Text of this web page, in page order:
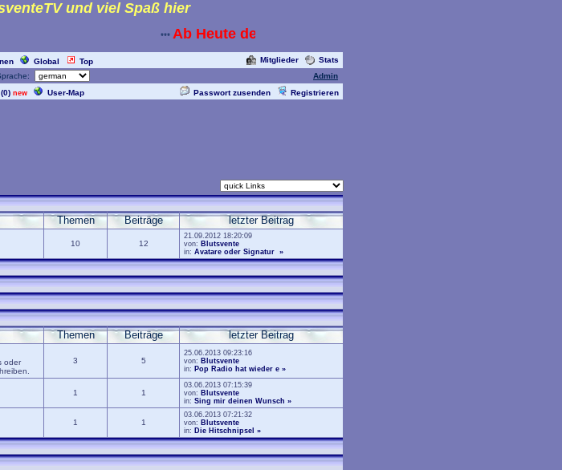
und viel Spaß hier
***Ab Heute den 14.05.2013 mit Livecam die alle paar
Global Top Mitglieder
Stats
Admin
0) new User-Map Passwort zusenden Registrieren
Themen Beiträge letzter Beitrag
10 12
21.09.2012 18:20:09
von: Blutsvente
in: Avatare oder Signatur »
Themen Beiträge letzter Beitrag
oder
3 5
25.06.2013 09:23:16
von: Blutsvente
in: Pop Radio hat wieder e »
1 1
03.06.2013 07:15:39
von: Blutsvente
in: Sing mir deinen Wunsch »
1 1
03.06.2013 07:21:32
von: Blutsvente
in: Die Hitschnipsel »